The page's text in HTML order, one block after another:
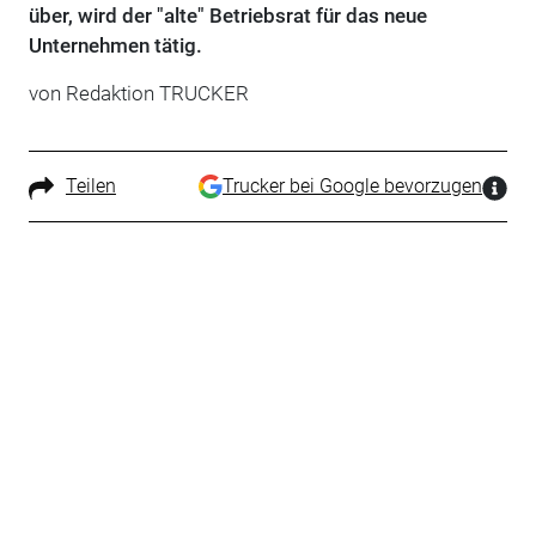
über, wird der "alte" Betriebsrat für das neue
Unternehmen tätig.
von Redaktion TRUCKER
Teilen Trucker bei Google bevorzugen